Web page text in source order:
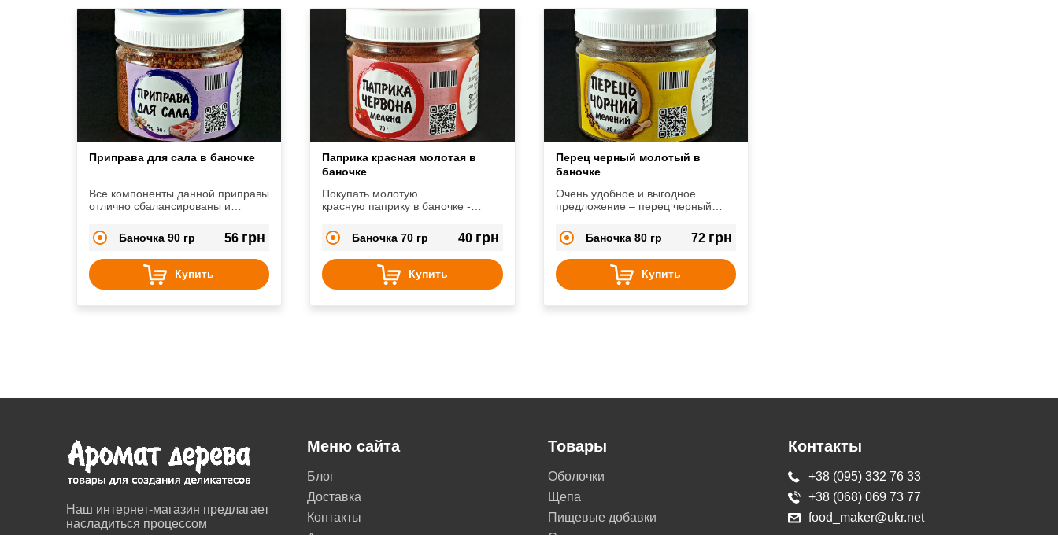
Приправа для сала в баночке
Все компоненты данной приправы
отлично сбалансированы и
вкус и аромат сала.
Баночка 90 гр 56 грн
Купить
Паприка красная молотая в
баночке
Покупать молотую
красную паприку в баночке -
Баночка 70 гр
40 грн
Купить
Перец черный молотый в
баночке
Очень удобное и выгодное
предложение – перец черный
красивой баночке.
Баночка 80 гр 72 грн
Купить
Наш интернет-магазин предлагает
насладиться процессом
Меню сайта
Блог
Доставка
Контакты
Товары
Оболочки
Щепа
Пищевые добавки
Контакты
+38 (095) 332 76 33
+38 (068) 069 73 77
food_maker@ukr.net